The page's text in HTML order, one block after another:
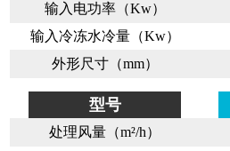
输入电功率（Kw）
输入冷冻水冷量（Kw）
外形尺寸（mm）
型号
处理风量（m²/h）